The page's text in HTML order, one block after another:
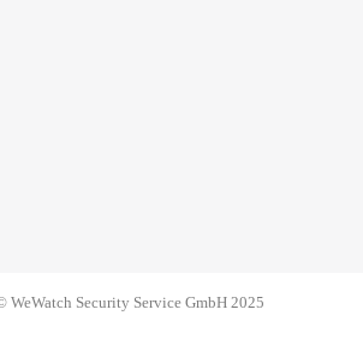
Security Service GmbH 2025